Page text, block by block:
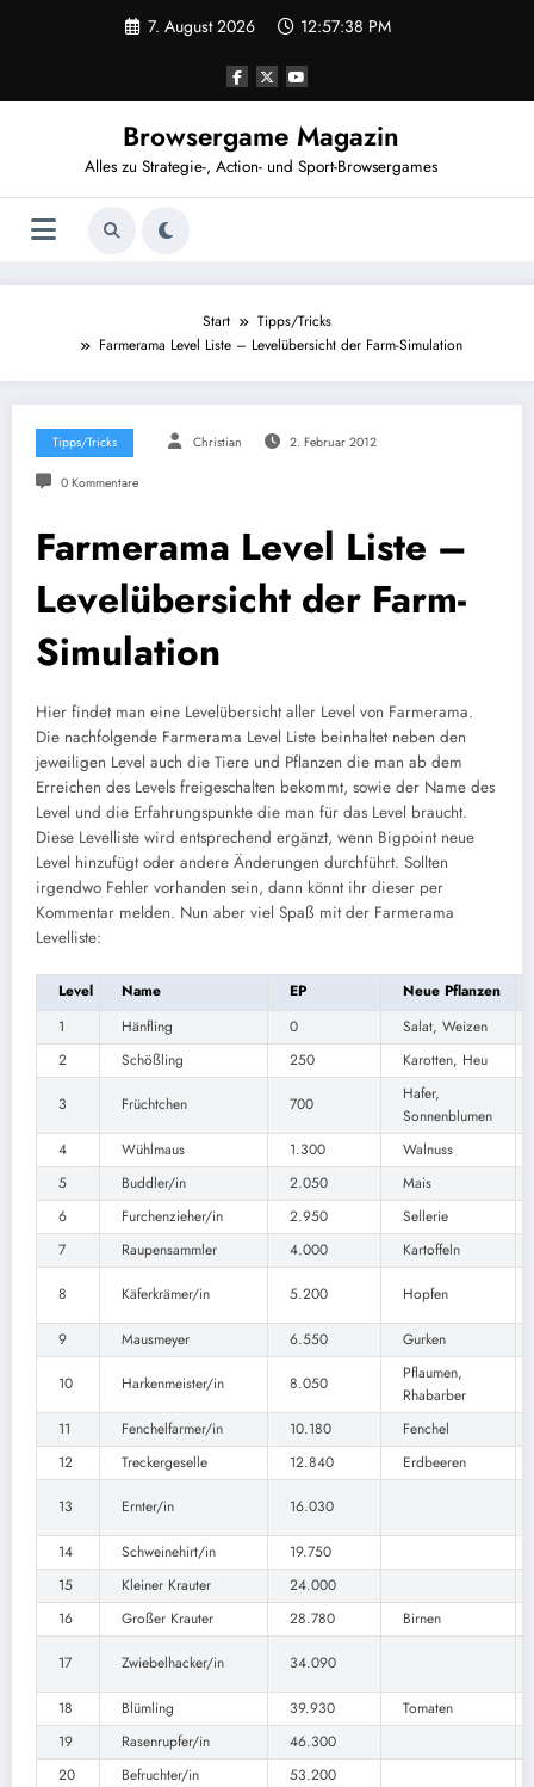
7. August 2026 12:57:38 PM
Browsergame Magazin
Alles zu Strategie-, Action- und Sport-Browsergames
Start
Tipps/Tricks
Farmerama Level Liste – Levelübersicht der Farm-Simulation
Tipps/Tricks Christian 2. Februar 2012
0 Kommentare
Farmerama Level Liste –
Levelübersicht der Farm-
Simulation
Hier findet man eine Levelübersicht aller Level von Farmerama.
Die nachfolgende Farmerama Level Liste beinhaltet neben den
jeweiligen Level auch die Tiere und Pflanzen die man ab dem
Erreichen des Levels freigeschalten bekommt, sowie der Name des
Level und die Erfahrungspunkte die man für das Level braucht.
Diese Levelliste wird entsprechend ergänzt, wenn Bigpoint neue
Level hinzufügt oder andere Änderungen durchführt. Sollten
irgendwo Fehler vorhanden sein, dann könnt ihr dieser per
Kommentar melden. Nun aber viel Spaß mit der Farmerama
Levelliste:
Level Name EP
Neue Pflanzen
1
Hänfling 0
Salat, Weizen
2
Schößling 250 Karotten, Heu
3 Früchtchen 700
Hafer,
Sonnenblumen
4
Wühlmaus 1.300
Walnuss
5
Buddler/in 2.050
Mais
6
Furchenzieher/in 2.950
Sellerie
7
Raupensammler 4.000 Kartoffeln
8 Käferkrämer/in 5.200 Hopfen
9 Mausmeyer 6.550 Gurken
10 Harkenmeister/in 8.050
Pflaumen,
Rhabarber
11
Fenchelfarmer/in 10.180
Fenchel
12
Treckergeselle 12.840 Erdbeeren
13 Ernter/in 16.030
14 Schweinehirt/in
19.750
15
Kleiner Krauter
24.000
16
Großer Krauter 28.780 Birnen
17 Zwiebelhacker/in 34.090
18 Blümling 39.930
Tomaten
19
Rasenrupfer/in
46.300
20
Befruchter/in
53.200